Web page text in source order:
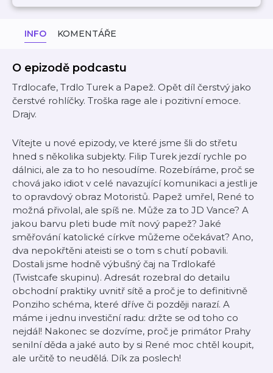
INFO KOMENTÁŘE
O epizodě podcastu
Trdlocafe, Trdlo Turek a Papež. Opět díl čerstvý jako
čerstvé rohlíčky. Troška rage ale i pozitivní emoce.
Drajv.
Vítejte u nové epizody, ve které jsme šli do střetu
hned s několika subjekty. Filip Turek jezdí rychle po
dálnici, ale za to ho nesoudíme. Rozebíráme, proč se
chová jako idiot v celé navazující komunikaci a jestli je
to opravdový obraz Motoristů. Papež umřel, René to
možná přivolal, ale spíš ne. Může za to JD Vance? A
jakou barvu pleti bude mít nový papež? Jaké
směřování katolické církve můžeme očekávat? Ano,
dva nepokřtěni ateisti se o tom s chutí pobavili.
Dostali jsme hodně výbušný čaj na Trdlokafé
(Twistcafe skupinu). Adresát rozebral do detailu
obchodní praktiky uvnitř sítě a proč je to definitivně
Ponziho schéma, které dříve či později narazí. A
máme i jednu investiční radu: držte se od toho co
nejdál! Nakonec se dozvíme, proč je primátor Prahy
senilní děda a jaké auto by si René moc chtěl koupit,
ale určitě to neudělá. Dík za poslech!